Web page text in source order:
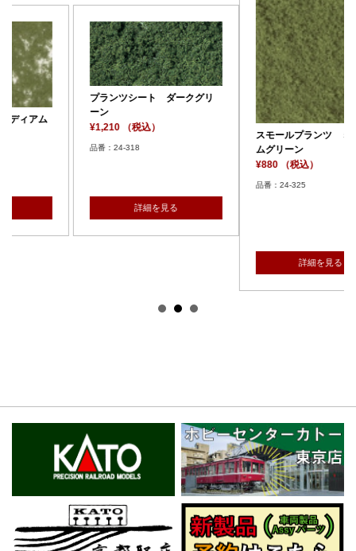
クグリ
スモールプランツ ミディア
ムグリーン
詳細を見る